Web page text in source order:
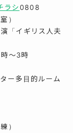
ラシ0808
）
「イギリス人夫
～3時
ー多目的ルーム
）